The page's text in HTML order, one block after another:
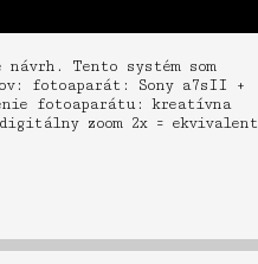
Tento systém som
fotoaparát: Sony a7sII +
fotoaparátu: kreatívna
zoom 2x = ekvivalent